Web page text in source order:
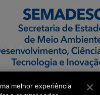
melhor experiência